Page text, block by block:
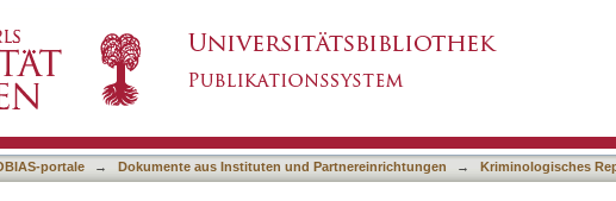
Sicht
portale → Dokumente aus Instituten und Partnereinrichtungen → Kriminologisches